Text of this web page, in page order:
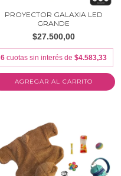
PROYECTOR GALAXIA LED
GRANDE
$27.500,00
6 cuotas sin interés de $4.583,33